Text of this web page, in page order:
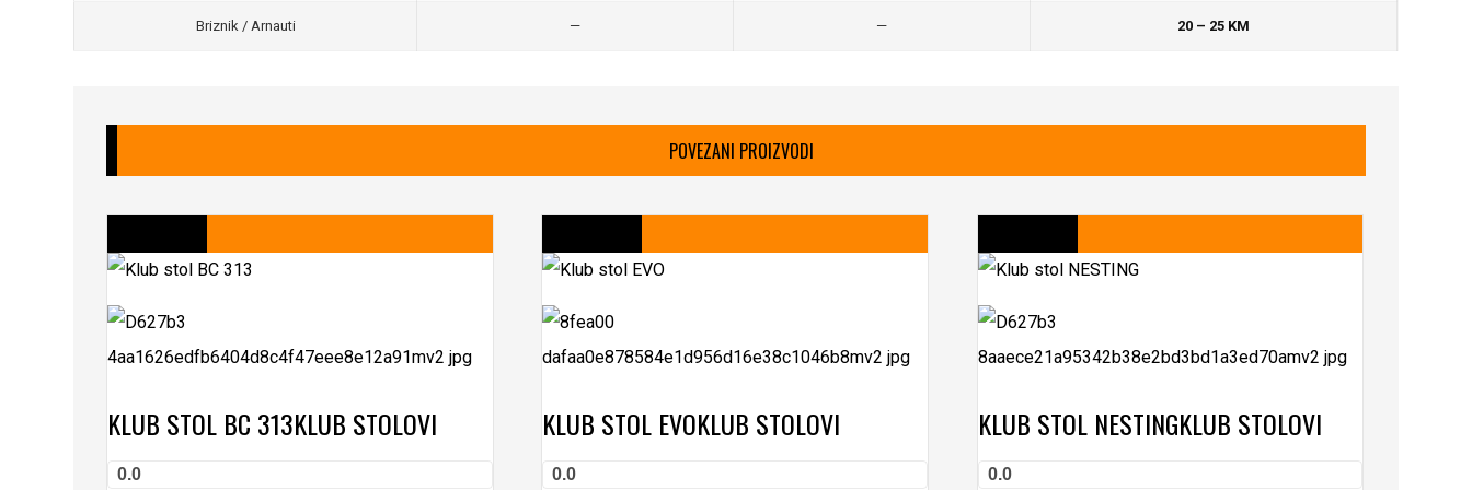
Briznik / Arnauti — — 20 – 25 KM
POVEZANI PROIZVODI
KLUB STOL BC 313KLUB STOLOVI
0.0
KLUB STOL EVOKLUB STOLOVI
0.0
KLUB STOL NESTINGKLUB STOLOVI
0.0